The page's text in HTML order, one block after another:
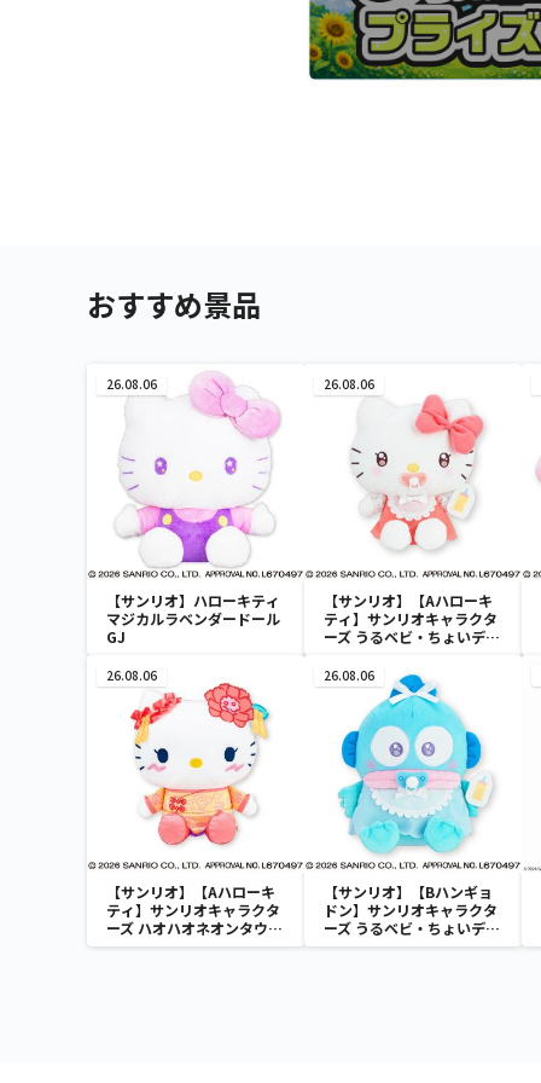
おすすめ景品
26.08.06
【サンリオ】ハローキティ
マジカルラベンダードール
GJ
26.08.06
【サンリオ】【Aハローキ
ティ】サンリオキャラクタ
ーズ うるベビ・ちょいデカ
26.08.06
【サンリオ】【Aハローキ
ティ】サンリオキャラクタ
ーズ ハオハオネオンタウン
ドールBIGタイプ1
26.08.06
【サンリオ】【Bハンギョ
ドン】サンリオキャラクタ
ーズ うるベビ・ちょいデカ
ドール